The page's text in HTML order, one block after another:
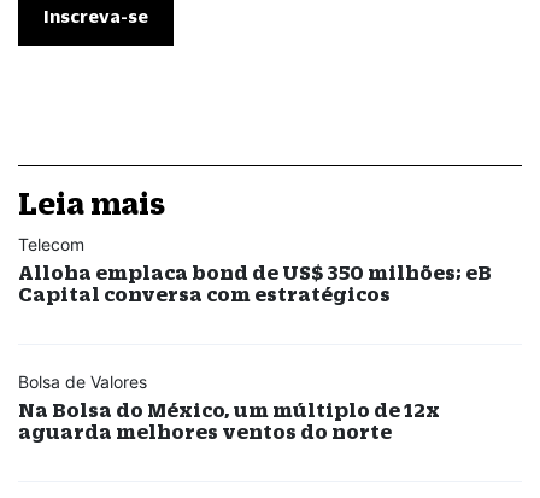
Leia mais
Telecom
Alloha emplaca bond de US$ 350 milhões; eB
Capital conversa com estratégicos
Bolsa de Valores
Na Bolsa do México, um múltiplo de 12x
aguarda melhores ventos do norte